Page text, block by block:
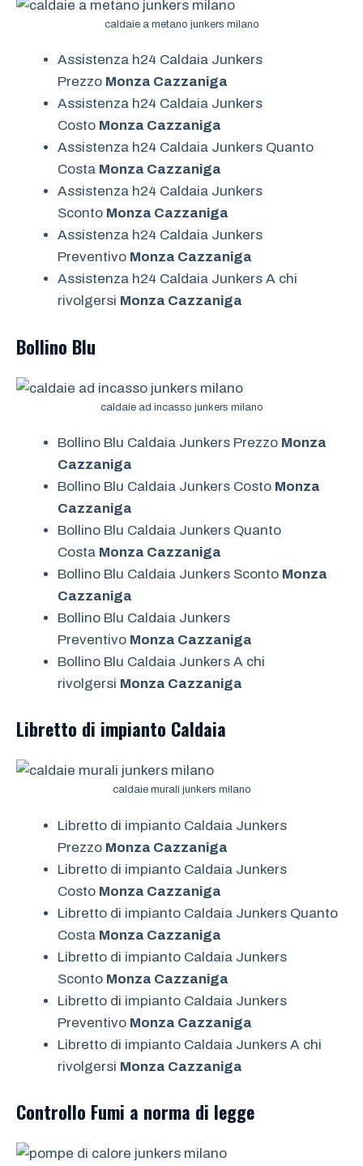
caldaie a metano junkers milano
Assistenza h24 Caldaia Junkers
Prezzo Monza Cazzaniga
Assistenza h24 Caldaia Junkers
Costo Monza Cazzaniga
Assistenza h24 Caldaia Junkers Quanto
Costa Monza Cazzaniga
Assistenza h24 Caldaia Junkers
Sconto Monza Cazzaniga
Assistenza h24 Caldaia Junkers
Preventivo Monza Cazzaniga
Assistenza h24 Caldaia Junkers A chi
rivolgersi Monza Cazzaniga
Bollino Blu
caldaie ad incasso junkers milano
Bollino Blu Caldaia Junkers Prezzo Monza
Cazzaniga
Bollino Blu Caldaia Junkers Costo Monza
Cazzaniga
Bollino Blu Caldaia Junkers Quanto
Costa Monza Cazzaniga
Bollino Blu Caldaia Junkers Sconto Monza
Cazzaniga
Bollino Blu Caldaia Junkers
Preventivo Monza Cazzaniga
Bollino Blu Caldaia Junkers A chi
rivolgersi Monza Cazzaniga
Libretto di impianto Caldaia
caldaie murali junkers milano
Libretto di impianto Caldaia Junkers
Prezzo Monza Cazzaniga
Libretto di impianto Caldaia Junkers
Costo Monza Cazzaniga
Libretto di impianto Caldaia Junkers Quanto
Costa Monza Cazzaniga
Libretto di impianto Caldaia Junkers
Sconto Monza Cazzaniga
Libretto di impianto Caldaia Junkers
Preventivo Monza Cazzaniga
Libretto di impianto Caldaia Junkers A chi
rivolgersi Monza Cazzaniga
Controllo Fumi a norma di legge